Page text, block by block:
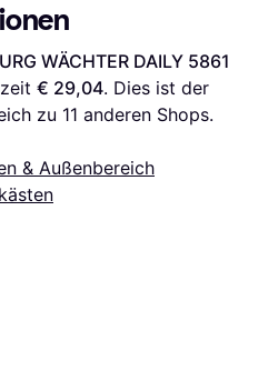
WÄCHTER DAILY 5861
€ 29,04. Dies ist der
zu 11 anderen Shops.
& Außenbereich